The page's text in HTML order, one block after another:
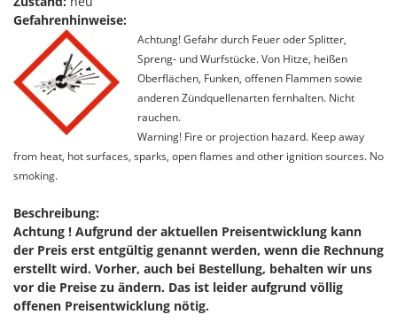
Gefahrenhinweise:
Achtung! Gefahr durch Feuer oder Splitter,
Spreng- und Wurfstücke. Von Hitze, heißen
Oberflächen, Funken, offenen Flammen sowie
anderen Zündquellenarten fernhalten. Nicht
rauchen.
Warning! Fire or projection hazard. Keep away
from heat, hot surfaces, sparks, open flames and other ignition sources. No
smoking.
Beschreibung:
Achtung ! Aufgrund der aktuellen Preisentwicklung kann
der Preis erst entgültig genannt werden, wenn die Rechnung
erstellt wird. Vorher, auch bei Bestellung, behalten wir uns
vor die Preise zu ändern. Das ist leider aufgrund völlig
offenen Preisentwicklung nötig.